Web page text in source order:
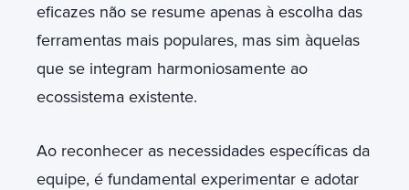
eficazes não se resume apenas à escolha das
ferramentas mais populares, mas sim àquelas
que se integram harmoniosamente ao
ecossistema existente.
Ao reconhecer as necessidades específicas da
equipe, é fundamental experimentar e adotar